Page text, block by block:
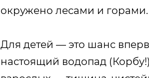
окружено лесами и горами.
Для детей — это шанс
настоящий водопад